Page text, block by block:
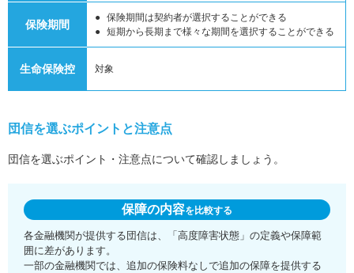
保険期間
保険期間は契約者が選択することができる
短期から長期まで様々な期間を選択することができる
生命保険控 対象
団信を選ぶポイントと注意点
団信を選ぶポイント・注意点について確認しましょう。
保障の内容を比較する
各金融機関が提供する団信は、「高度障害状態」の定義や保障範
囲に差があります。
一部の金融機関では、追加の保険料なしで追加の保障を提供する